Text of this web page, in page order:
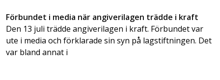
Förbundet i media när angiverilagen trädde i kraft
Den 13 juli trädde angiverilagen i kraft. Förbundet var
ute i media och förklarade sin syn på lagstiftningen. Det
var bland annat i